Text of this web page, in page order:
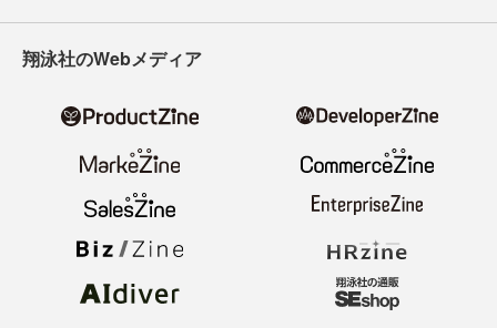
翔泳社のWebメディア